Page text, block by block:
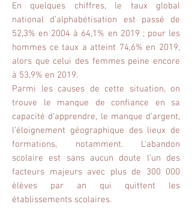
En quelques chiffres, le taux global
national d’alphabétisation est passé de
52,3% en 2004 à 64,1% en 2019 ; pour les
hommes ce taux a atteint 74,6% en 2019,
alors que celui des femmes peine encore
à 53,9% en 2019.
Parmi les causes de cette situation, on
trouve le manque de confiance en sa
capacité d’apprendre, le manque d’argent,
l’éloignement géographique des lieux de
formations, notamment. L’abandon
scolaire est sans aucun doute l’un des
facteurs majeurs avec plus de 300 000
élèves par an qui quittent les
établissements scolaires.